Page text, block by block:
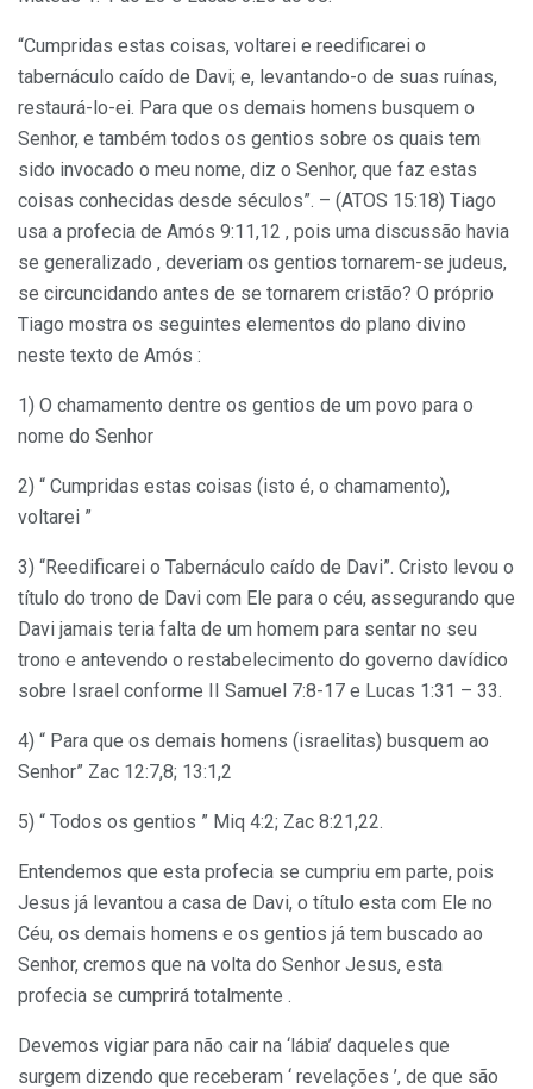
“Cumpridas estas coisas, voltarei e reedificarei o
tabernáculo caído de Davi; e, levantando-o de suas ruínas,
restaurá-lo-ei. Para que os demais homens busquem o
Senhor, e também todos os gentios sobre os quais tem
sido invocado o meu nome, diz o Senhor, que faz estas
coisas conhecidas desde séculos”. – (ATOS 15:18) Tiago
usa a profecia de Amós 9:11,12 , pois uma discussão havia
se generalizado , deveriam os gentios tornarem-se judeus,
se circuncidando antes de se tornarem cristão? O próprio
Tiago mostra os seguintes elementos do plano divino
neste texto de Amós :
1) O chamamento dentre os gentios de um povo para o
nome do Senhor
2) “ Cumpridas estas coisas (isto é, o chamamento),
voltarei ”
3) “Reedificarei o Tabernáculo caído de Davi”. Cristo levou o
título do trono de Davi com Ele para o céu, assegurando que
Davi jamais teria falta de um homem para sentar no seu
trono e antevendo o restabelecimento do governo davídico
sobre Israel conforme II Samuel 7:8-17 e Lucas 1:31 – 33.
4) “ Para que os demais homens (israelitas) busquem ao
Senhor” Zac 12:7,8; 13:1,2
5) “ Todos os gentios ” Miq 4:2; Zac 8:21,22.
Entendemos que esta profecia se cumpriu em parte, pois
Jesus já levantou a casa de Davi, o título esta com Ele no
Céu, os demais homens e os gentios já tem buscado ao
Senhor, cremos que na volta do Senhor Jesus, esta
profecia se cumprirá totalmente .
Devemos vigiar para não cair na ‘lábia’ daqueles que
surgem dizendo que receberam ‘ revelações ’, de que são